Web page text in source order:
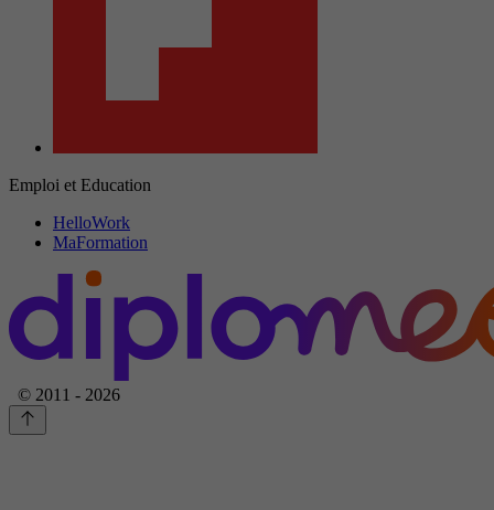
Emploi et Education
HelloWork
MaFormation
© 2011 - 2026